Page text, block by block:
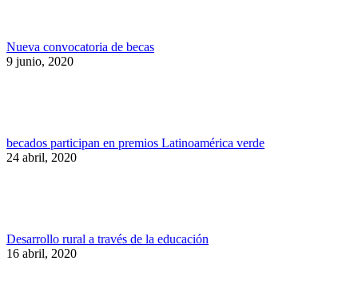
Nueva convocatoria de becas
9 junio, 2020
becados participan en premios Latinoamérica verde
24 abril, 2020
Desarrollo rural a través de la educación
16 abril, 2020